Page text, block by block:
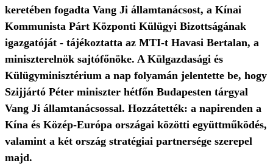
keretében fogadta Vang Ji államtanácsost, a Kínai
Kommunista Párt Központi Külügyi Bizottságának
igazgatóját - tájékoztatta az MTI-t Havasi Bertalan, a
miniszterelnök sajtófőnöke. A Külgazdasági és
Külügyminisztérium a nap folyamán jelentette be, hogy
Szijjártó Péter miniszter hétfőn Budapesten tárgyal
Vang Ji államtanácsossal. Hozzátették: a napirenden a
Kína és Közép-Európa országai közötti együttműködés,
valamint a két ország stratégiai partnersége szerepel
majd.